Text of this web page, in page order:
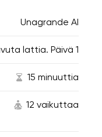
Unagrande AI
lattia. Päivä 1
15 minuuttia
12 vaikuttaa